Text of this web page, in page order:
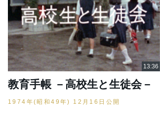
教育手帳 －高校生と生徒会－
1974年(昭和49年) 12月16日公開